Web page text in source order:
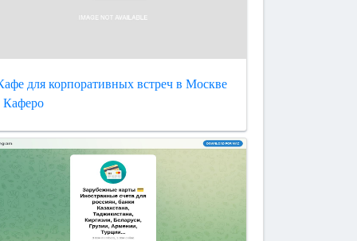
для корпоративных встреч в Москве
Каферо